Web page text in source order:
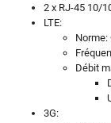
2 x RJ-45 10/
LTE:
Norme:
Débit
3G: